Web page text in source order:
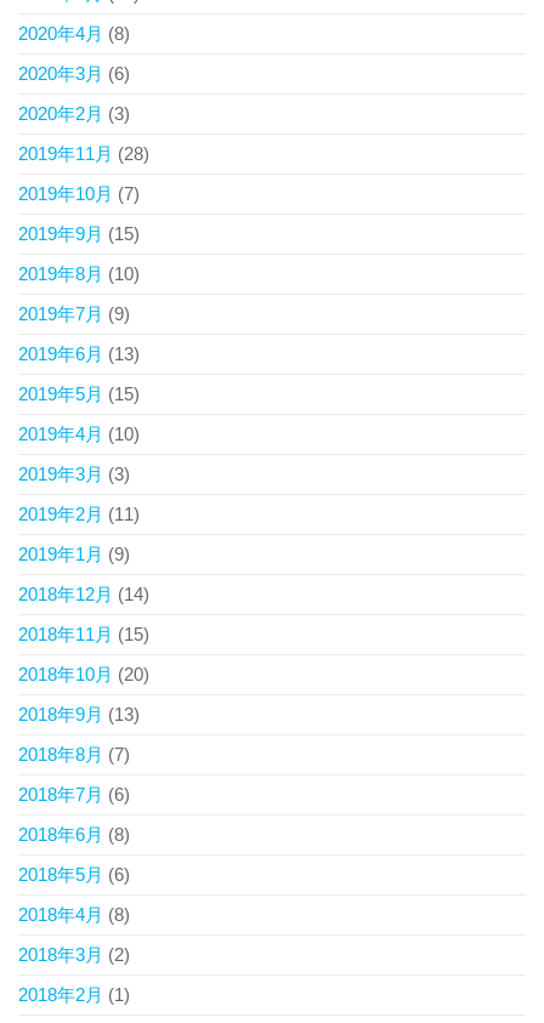
2020年4月 (8)
2020年3月 (6)
2020年2月 (3)
2019年11月 (28)
2019年10月 (7)
2019年9月 (15)
2019年8月 (10)
2019年7月 (9)
2019年6月 (13)
2019年5月 (15)
2019年4月 (10)
2019年3月 (3)
2019年2月 (11)
2019年1月 (9)
2018年12月 (14)
2018年11月 (15)
2018年10月 (20)
2018年9月 (13)
2018年8月 (7)
2018年7月 (6)
2018年6月 (8)
2018年5月 (6)
2018年4月 (8)
2018年3月 (2)
2018年2月 (1)